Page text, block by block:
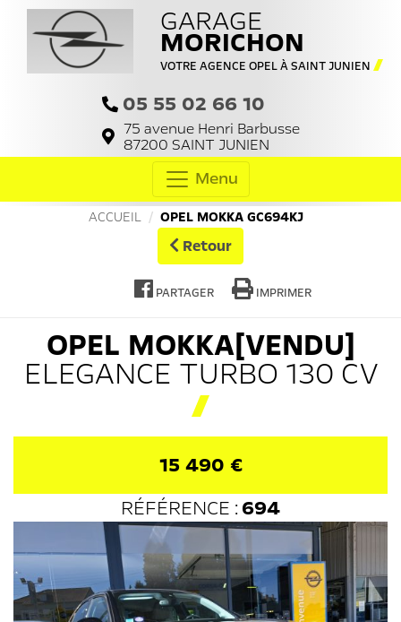
GARAGE
MORICHON
VOTRE AGENCE OPEL À SAINT JUNIEN
05 55 02 66 10
75 avenue Henri Barbusse
87200 SAINT JUNIEN
Menu
ACCUEIL OPEL MOKKA GC694KJ
Retour
PARTAGER IMPRIMER
OPEL MOKKA[VENDU]
ELEGANCE TURBO 130 CV
15 490 €
RÉFÉRENCE :694